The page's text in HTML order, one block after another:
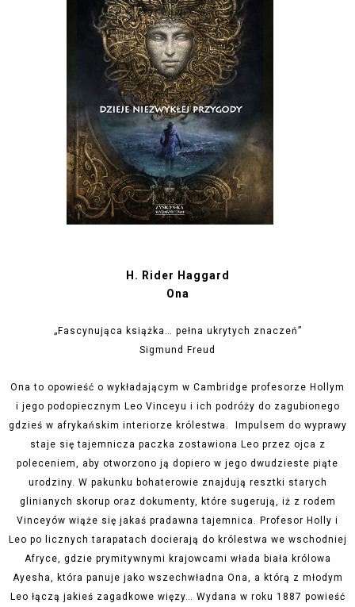
H. Rider Haggard
Ona
„Fascynująca książka… pełna ukrytych znaczeń”
Sigmund Freud
Ona to opowieść o wykładającym w Cambridge profesorze Hollym
i jego podopiecznym Leo Vinceyu i ich podróży do zagubionego
gdzieś w afrykańskim interiorze królestwa. Impulsem do wyprawy
staje się tajemnicza paczka zostawiona Leo przez ojca z
poleceniem, aby otworzono ją dopiero w jego dwudzieste piąte
urodziny. W pakunku bohaterowie znajdują resztki starych
glinianych skorup oraz dokumenty, które sugerują, iż z rodem
Vinceyów wiąże się jakaś pradawna tajemnica. Profesor Holly i
Leo po licznych tarapatach docierają do królestwa we wschodniej
Afryce, gdzie prymitywnymi krajowcami włada biała królowa
Ayesha, która panuje jako wszechwładna Ona, a którą z młodym
Leo łączą jakieś zagadkowe więzy… Wydana w roku 1887 powieść